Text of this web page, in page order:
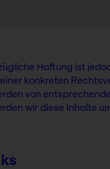
Haftung ist
konkreten
von
wir diese Inhalte